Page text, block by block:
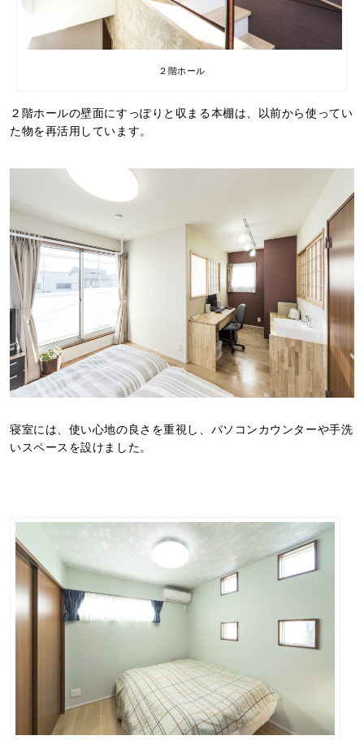
２階ホール
２階ホールの壁面にすっぽりと収まる本棚は、以前から使ってい
た物を再活用しています。
寝室には、使い心地の良さを重視し、パソコンカウンターや手洗
いスペースを設けました。